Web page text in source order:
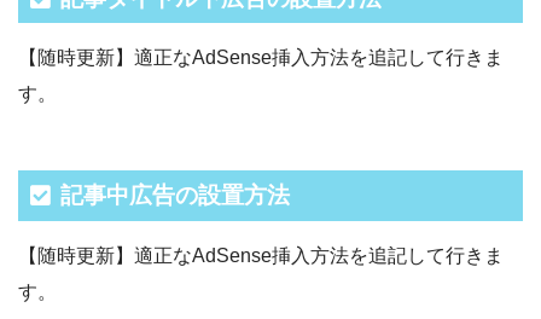
【随時更新】適正なAdSense挿入方法を追記して行きま
す。
記事中広告の設置方法
【随時更新】適正なAdSense挿入方法を追記して行きま
す。